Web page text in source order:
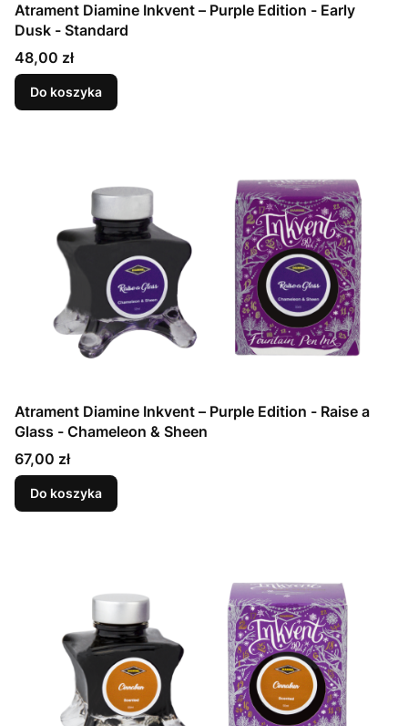
Atrament Diamine Inkvent – Purple Edition - Early
Dusk - Standard
Cena
48,00 zł
Do koszyka
Atrament Diamine Inkvent – Purple Edition - Raise a
Glass - Chameleon & Sheen
Cena
67,00 zł
Do koszyka